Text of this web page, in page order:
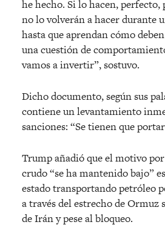
he hecho. Si lo hacen, perfecto,
no lo volverán a hacer durante
hasta que aprendan cómo
una cuestión de
vamos a invertir”, sostuvo.
Dicho documento, según sus
contiene un levantamiento
sanciones: “Se tienen que
Trump añadió que el motivo
crudo “se ha mantenido bajo”
estado transportando petróleo
a través del estrecho de
de Irán y pese al bloqueo.